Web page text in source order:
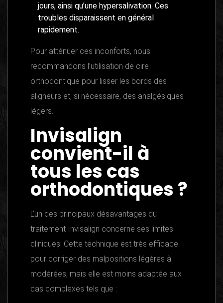
jours, ainsi qu’une hypersalivation. Ces
troubles disparaissent en général
rapidement.
Pour atténuer ces inconforts, nous
recommandons l’utilisation de cire
orthodontique pour lisser les bords des
aligneurs et, si nécessaire, des analgésiques
légers.
Invisalign
convient-il à
tous les cas
orthodontiques ?
L’un des principaux désavantages du
traitement Invisalign concerne ses limites
cliniques. Cette technique est très efficace
pour corriger des malpositions légères à
modérées, mais elle est moins adaptée aux
cas complexes tels que :